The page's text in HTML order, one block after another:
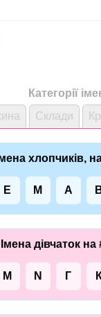
Категорії
Склади
хлопчиків,
E M А
Імена дівчаток на
M N Г